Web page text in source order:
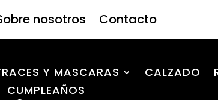
nosotros Contacto
Y MASCARAS CALZADO
CUMPLEAÑOS